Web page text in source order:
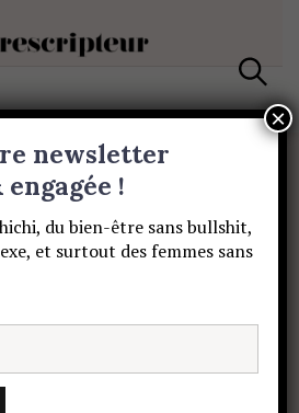
Le Prescripteur
e
a
les
pourles
3à12ans!
newsletter
!
du bien-être sans bullshit,
et surtout des femmes sans
×